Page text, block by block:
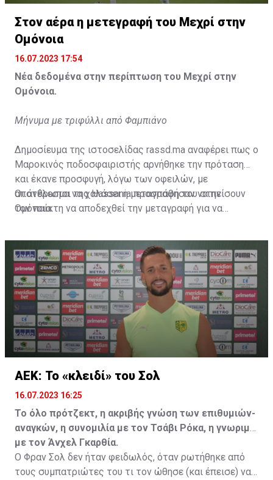
Στον αέρα η μετεγραφή του Μεχρί στην
Ομόνοια
16.07.2023 17:54
Νέα δεδομένα στην περίπτωση του Μεχρί στην
Ομόνοια.
Μήνυμα με τριφύλλι από Φαμπιάνο
Δημοσίευμα της ιστοσελίδας rassd.ma αναφέρει πως ο
Μαροκινός ποδοσφαιριστής αρνήθηκε την πρόταση
και έκανε προσφυγή, λόγω των οφειλών, με
αποτέλεσμα να χαλάσει η μεταγραφή του στην
Ομόνοια.
Οι άνθρωποι της Hassania προσπάθησαν να πείσουν
τον παίκτη να αποδεχθεί την μεταγραφή για να
μετακίνησή του, αλλά ο παίκτης αρνήθηκε και επέμεινε
να λύσει το συμβόλαιό του, ώστε να μετακομίσει
ελεύθερα σε οποιαδήποτε νέα ομάδα το τρέχον
καλοκαίρι.
ΑΕΚ: Το «κλειδί» του Σολ
16.07.2023 16:25
Το όλο πρότζεκτ, η ακριβής γνώση των επιθυμιών-
αναγκών, η συνομιλία με τον Τσάβι Ρόκα, η γνωριμία
με τον Άνχελ Γκαρθία.
Ο Φραν Σολ δεν ήταν φειδωλός, όταν ρωτήθηκε από
τους συμπατριώτες του τι τον ώθησε (και έπεισε) να